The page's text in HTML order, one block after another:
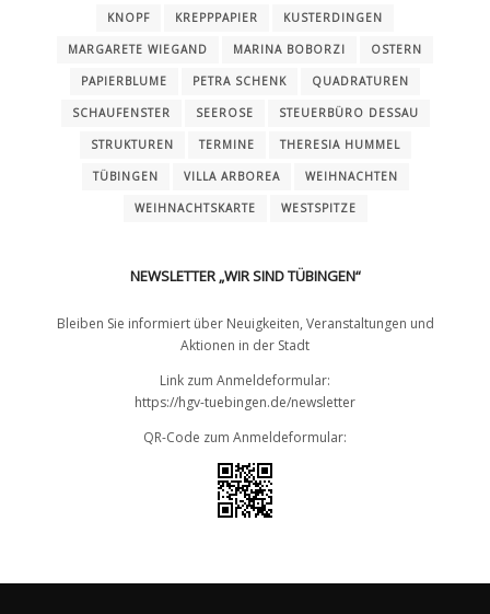
KNOPF KREPPPAPIER KUSTERDINGEN
MARGARETE WIEGAND MARINA BOBORZI OSTERN
PAPIERBLUME PETRA SCHENK QUADRATUREN
SCHAUFENSTER SEEROSE STEUERBÜRO DESSAU
STRUKTUREN TERMINE THERESIA HUMMEL
TÜBINGEN VILLA ARBOREA WEIHNACHTEN
WEIHNACHTSKARTE WESTSPITZE
NEWSLETTER „WIR SIND TÜBINGEN“
Bleiben Sie informiert über Neuigkeiten, Veranstaltungen und
Aktionen in der Stadt
Link zum Anmeldeformular:
https://hgv-tuebingen.de/newsletter
QR-Code zum Anmeldeformular: